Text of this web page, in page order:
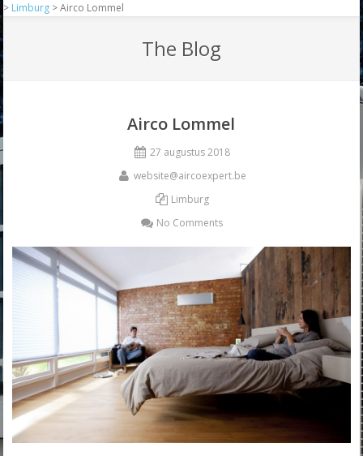
> Limburg >Airco Lommel
The Blog
Airco Lommel
27 augustus 2018
website@aircoexpert.be
Limburg
No Comments